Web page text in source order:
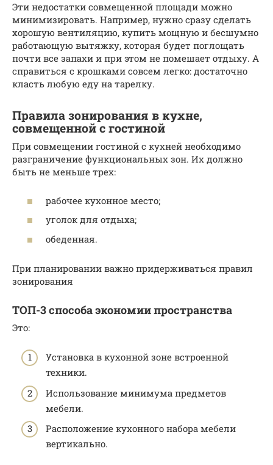
Эти недостатки совмещенной площади можно
минимизировать. Например, нужно сразу сделать
хорошую вентиляцию, купить мощную и бесшумно
работающую вытяжку, которая будет поглощать
почти все запахи и при этом не помешает отдыху. А
справиться с крошками совсем легко: достаточно
класть любую еду на тарелку.
Правила зонирования в кухне,
совмещенной с гостиной
При совмещении гостиной с кухней необходимо
разграничение функциональных зон. Их должно
быть не меньше трех:
рабочее кухонное место;
уголок для отдыха;
обеденная.
При планировании важно придерживаться правил
зонирования
ТОП-3 способа экономии пространства
Это:
Установка в кухонной зоне встроенной
техники.
Использование минимума предметов
мебели.
Расположение кухонного набора мебели
вертикально.